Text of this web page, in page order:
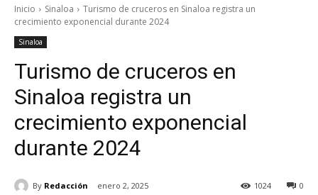
Inicio Sinaloa
Turismo de cruceros en Sinaloa registra un
crecimiento exponencial durante 2024
Sinaloa
Turismo de cruceros en
Sinaloa registra un
crecimiento exponencial
durante 2024
By Redacción enero 2, 2025 0
1024